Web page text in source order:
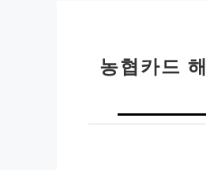
농협카드